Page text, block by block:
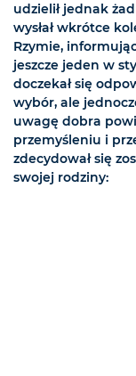
udzielił jednak
wysłał wkrótce
Rzymie,
jeszcze jeden w
doczekał się
wybór, ale
uwagę dobra
przemyśleniu i
zdecydował się
swojej rodziny: